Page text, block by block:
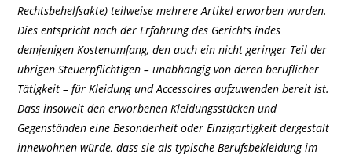
Rechtsbehelfsakte) teilweise mehrere Artikel erworben wurden.
Dies entspricht nach der Erfahrung des Gerichts indes
demjenigen Kostenumfang, den auch ein nicht geringer Teil der
übrigen Steuerpflichtigen – unabhängig von deren beruflicher
Tätigkeit – für Kleidung und Accessoires aufzuwenden bereit ist.
Dass insoweit den erworbenen Kleidungsstücken und
Gegenständen eine Besonderheit oder Einzigartigkeit dergestalt
innewohnen würde, dass sie als typische Berufsbekleidung im